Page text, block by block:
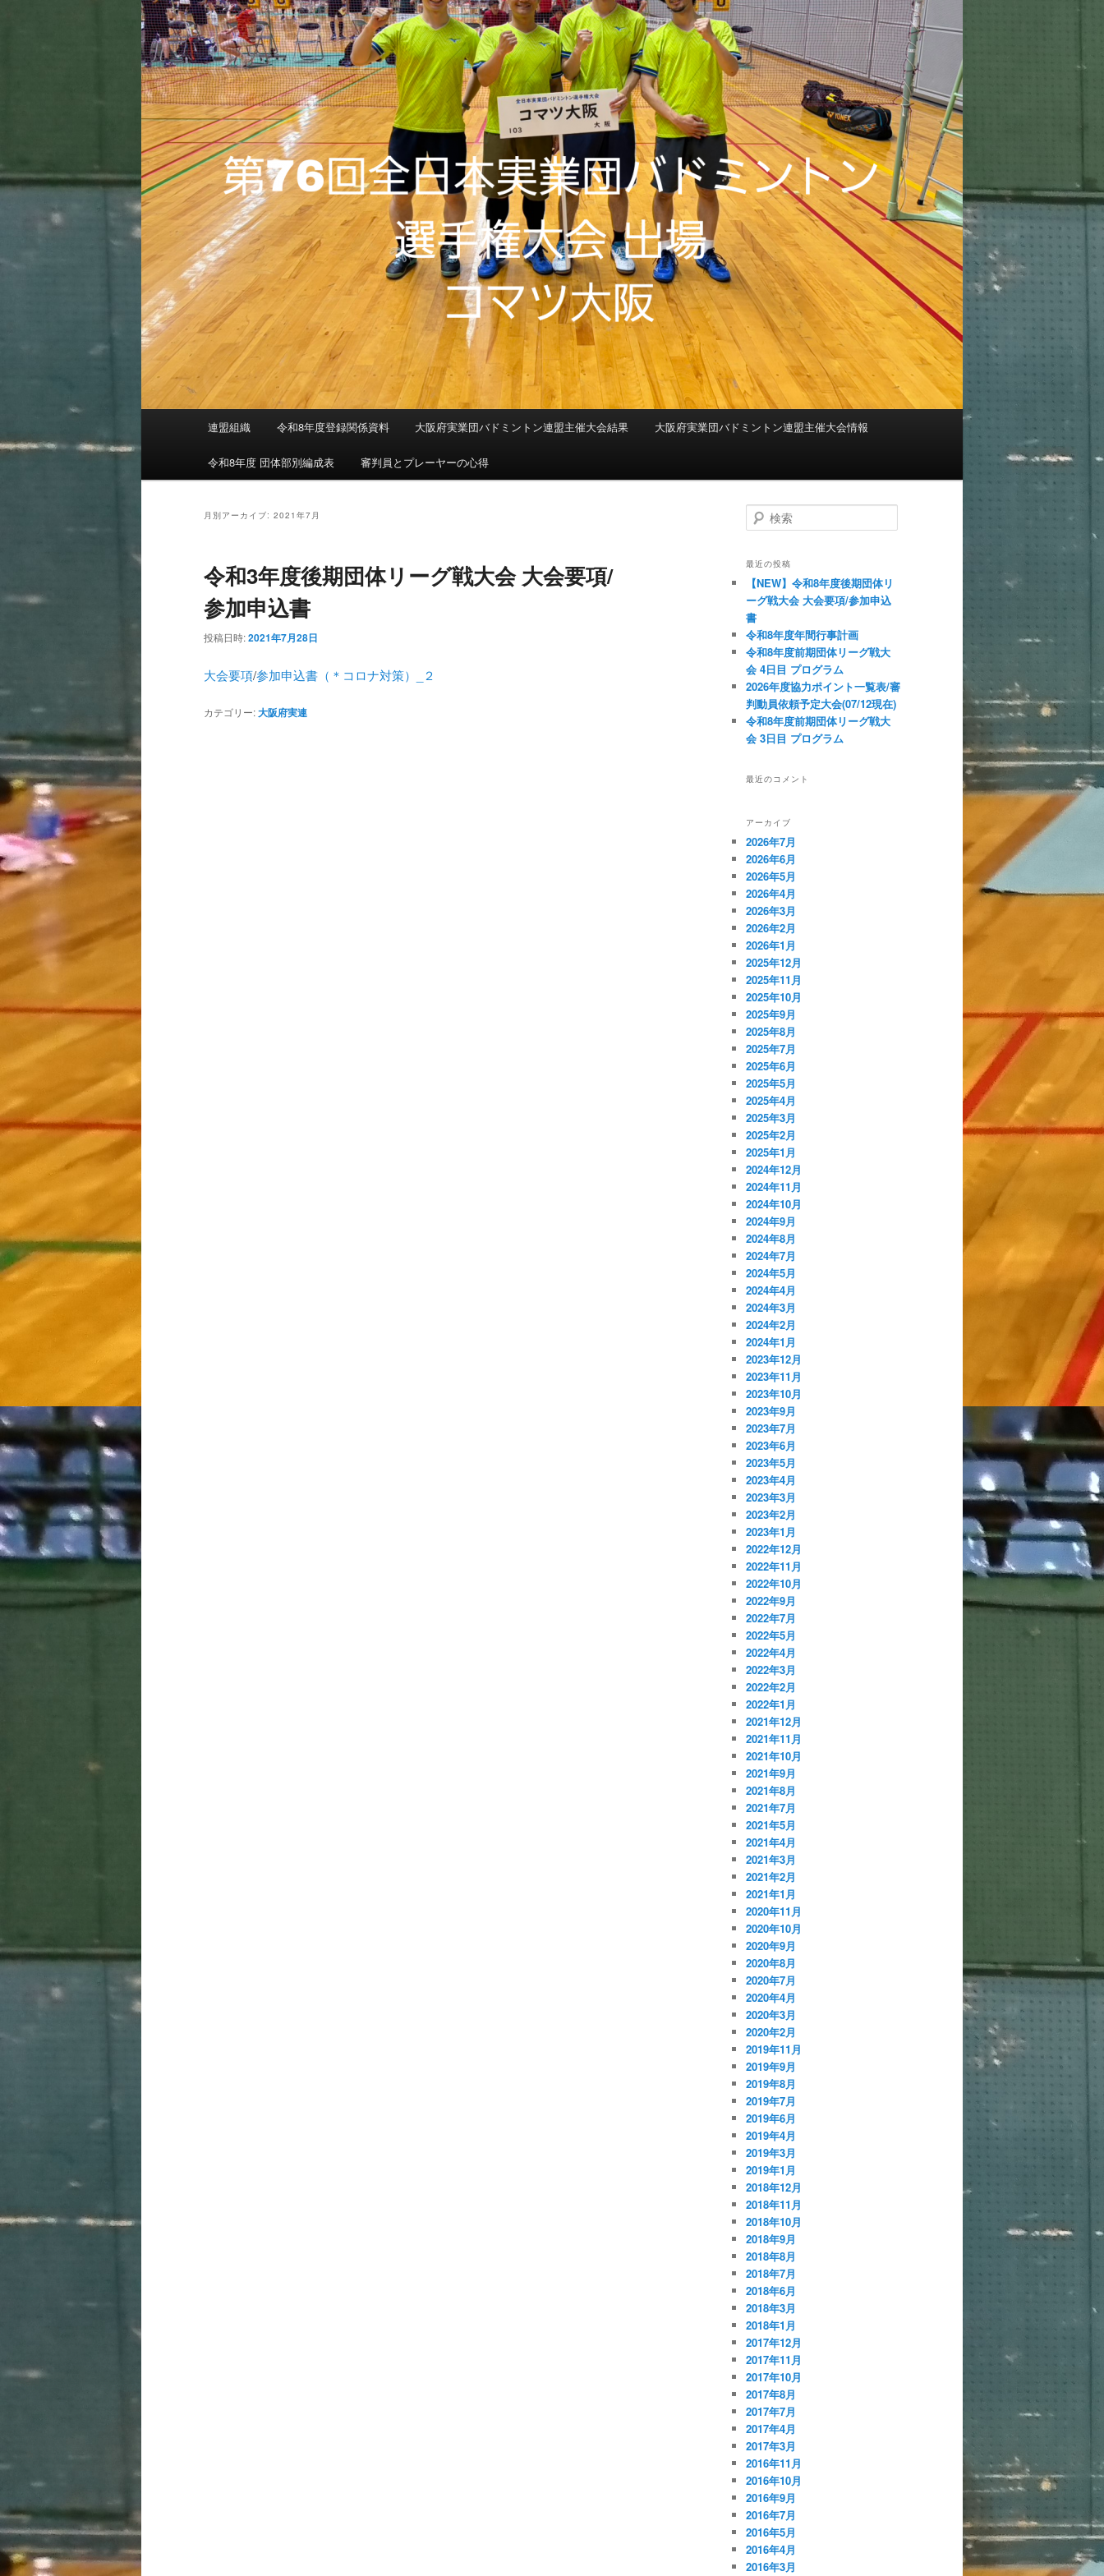
メインメニュー
メインコンテンツへ移動
サブコンテンツへ移動
連盟組織 令和8年度登録関係資料 大阪府実業団バドミントン連盟主催大会結果 大阪府実業団バドミントン連盟主催大会情報
令和8年度 団体部別編成表 審判員とプレーヤーの心得
月別アーカイブ: 2021年7月
令和3年度後期団体リーグ戦大会 大会要項/
参加申込書
投稿日時:2021年7月28日
大会要項/参加申込書（＊コロナ対策）_２
カテゴリー:大阪府実連
検索
最近の投稿
【NEW】令和8年度後期団体リ
ーグ戦大会 大会要項/参加申込
書
令和8年度年間行事計画
令和8年度前期団体リーグ戦大
会 4日目 プログラム
2026年度協力ポイント一覧表/審
判動員依頼予定大会(07/12現在)
令和8年度前期団体リーグ戦大
会 3日目 プログラム
最近のコメント
アーカイブ
2026年7月
2026年6月
2026年5月
2026年4月
2026年3月
2026年2月
2026年1月
2025年12月
2025年11月
2025年10月
2025年9月
2025年8月
2025年7月
2025年6月
2025年5月
2025年4月
2025年3月
2025年2月
2025年1月
2024年12月
2024年11月
2024年10月
2024年9月
2024年8月
2024年7月
2024年5月
2024年4月
2024年3月
2024年2月
2024年1月
2023年12月
2023年11月
2023年10月
2023年9月
2023年7月
2023年6月
2023年5月
2023年4月
2023年3月
2023年2月
2023年1月
2022年12月
2022年11月
2022年10月
2022年9月
2022年7月
2022年5月
2022年4月
2022年3月
2022年2月
2022年1月
2021年12月
2021年11月
2021年10月
2021年9月
2021年8月
2021年7月
2021年5月
2021年4月
2021年3月
2021年2月
2021年1月
2020年11月
2020年10月
2020年9月
2020年8月
2020年7月
2020年4月
2020年3月
2020年2月
2019年11月
2019年9月
2019年8月
2019年7月
2019年6月
2019年4月
2019年3月
2019年1月
2018年12月
2018年11月
2018年10月
2018年9月
2018年8月
2018年7月
2018年6月
2018年3月
2018年1月
2017年12月
2017年11月
2017年10月
2017年8月
2017年7月
2017年4月
2017年3月
2016年11月
2016年10月
2016年9月
2016年7月
2016年5月
2016年4月
2016年3月